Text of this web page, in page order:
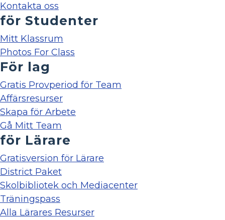
Kontakta oss
för Studenter
Mitt Klassrum
Photos For Class
För lag
Gratis Provperiod för Team
Affärsresurser
Skapa för Arbete
Gå Mitt Team
för Lärare
Gratisversion för Lärare
District Paket
Skolbibliotek och Mediacenter
Träningspass
Alla Lärares Resurser